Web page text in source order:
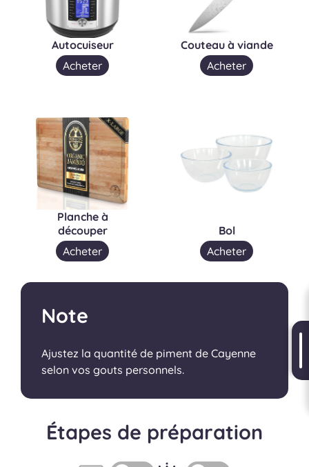
Autocuiseur
Acheter
Couteau à viande
Acheter
Planche à
découper
Acheter
Bol
Acheter
Note
Ajustez la quantité de piment de Cayenne
selon vos gouts personnels.
Étapes de préparation